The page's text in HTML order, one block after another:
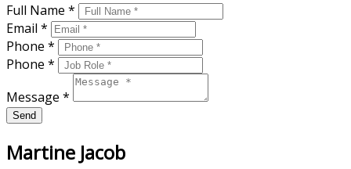
Full Name *
Email *
Phone *
Phone *
Message *
Send
Martine Jacob